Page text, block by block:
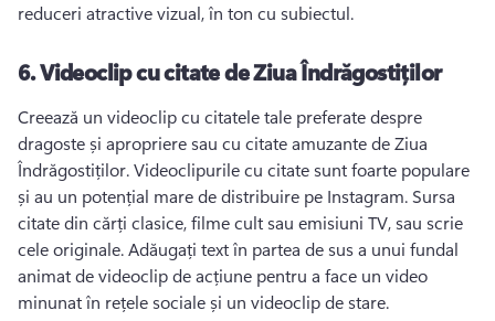
reduceri atractive vizual, în ton cu subiectul.
6.Videoclip cu citate de Ziua Îndrăgostiților
Creează un videoclip cu citatele tale preferate despre
dragoste și apropriere sau cu citate amuzante de Ziua
Îndrăgostiților. Videoclipurile cu citate sunt foarte populare
și au un potențial mare de distribuire pe Instagram. Sursa
citate din cărți clasice, filme cult sau emisiuni TV, sau scrie
cele originale. Adăugați text în partea de sus a unui fundal
animat de videoclip de acțiune pentru a face un video
minunat în rețele sociale și un videoclip de stare.